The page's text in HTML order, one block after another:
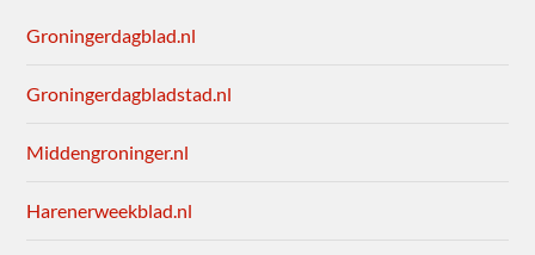
Groningerdagblad.nl
Groningerdagbladstad.nl
Middengroninger.nl
Harenerweekblad.nl